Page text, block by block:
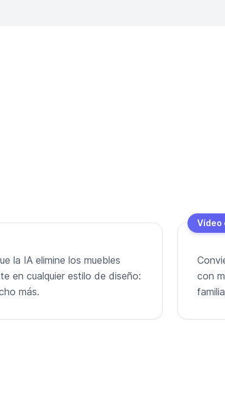
la IA elimine los muebles
en cualquier estilo de diseño:
más.
Vídeo
con